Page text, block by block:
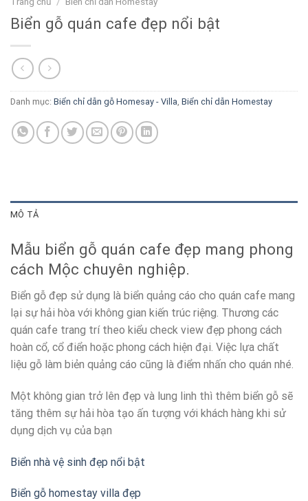
Biển gỗ quán cafe đẹp nổi bật
Danh mục: Biển chỉ dẫn gỗ Homesay - Villa Biển chỉ dẫn Homestay
MÔ TẢ
Mẫu biển gỗ quán cafe đẹp mang phong
cách Mộc chuyên nghiệp.
Biển gỗ đẹp sử dụng là biển quảng cáo cho quán cafe mang
lại sự hải hòa với không gian kiến trúc riệng. Thương các
quán cafe trang trí theo kiểu check view đẹp phong cách
hoàn cổ, cổ điển hoặc phong cách hiện đại. Việc lựa chất
liệu gỗ làm biẻn quảng cáo cũng là điểm nhấn cho quán nhé.
Một không gian trở lên đẹp và lung linh thì thêm biển gỗ sẽ
tăng thêm sự hải hòa tạo ấn tượng với khách hàng khi sử
dụng dịch vụ của bạn
Biển nhà vệ sinh đẹp nổi bật
Biển gỗ homestay villa đẹp